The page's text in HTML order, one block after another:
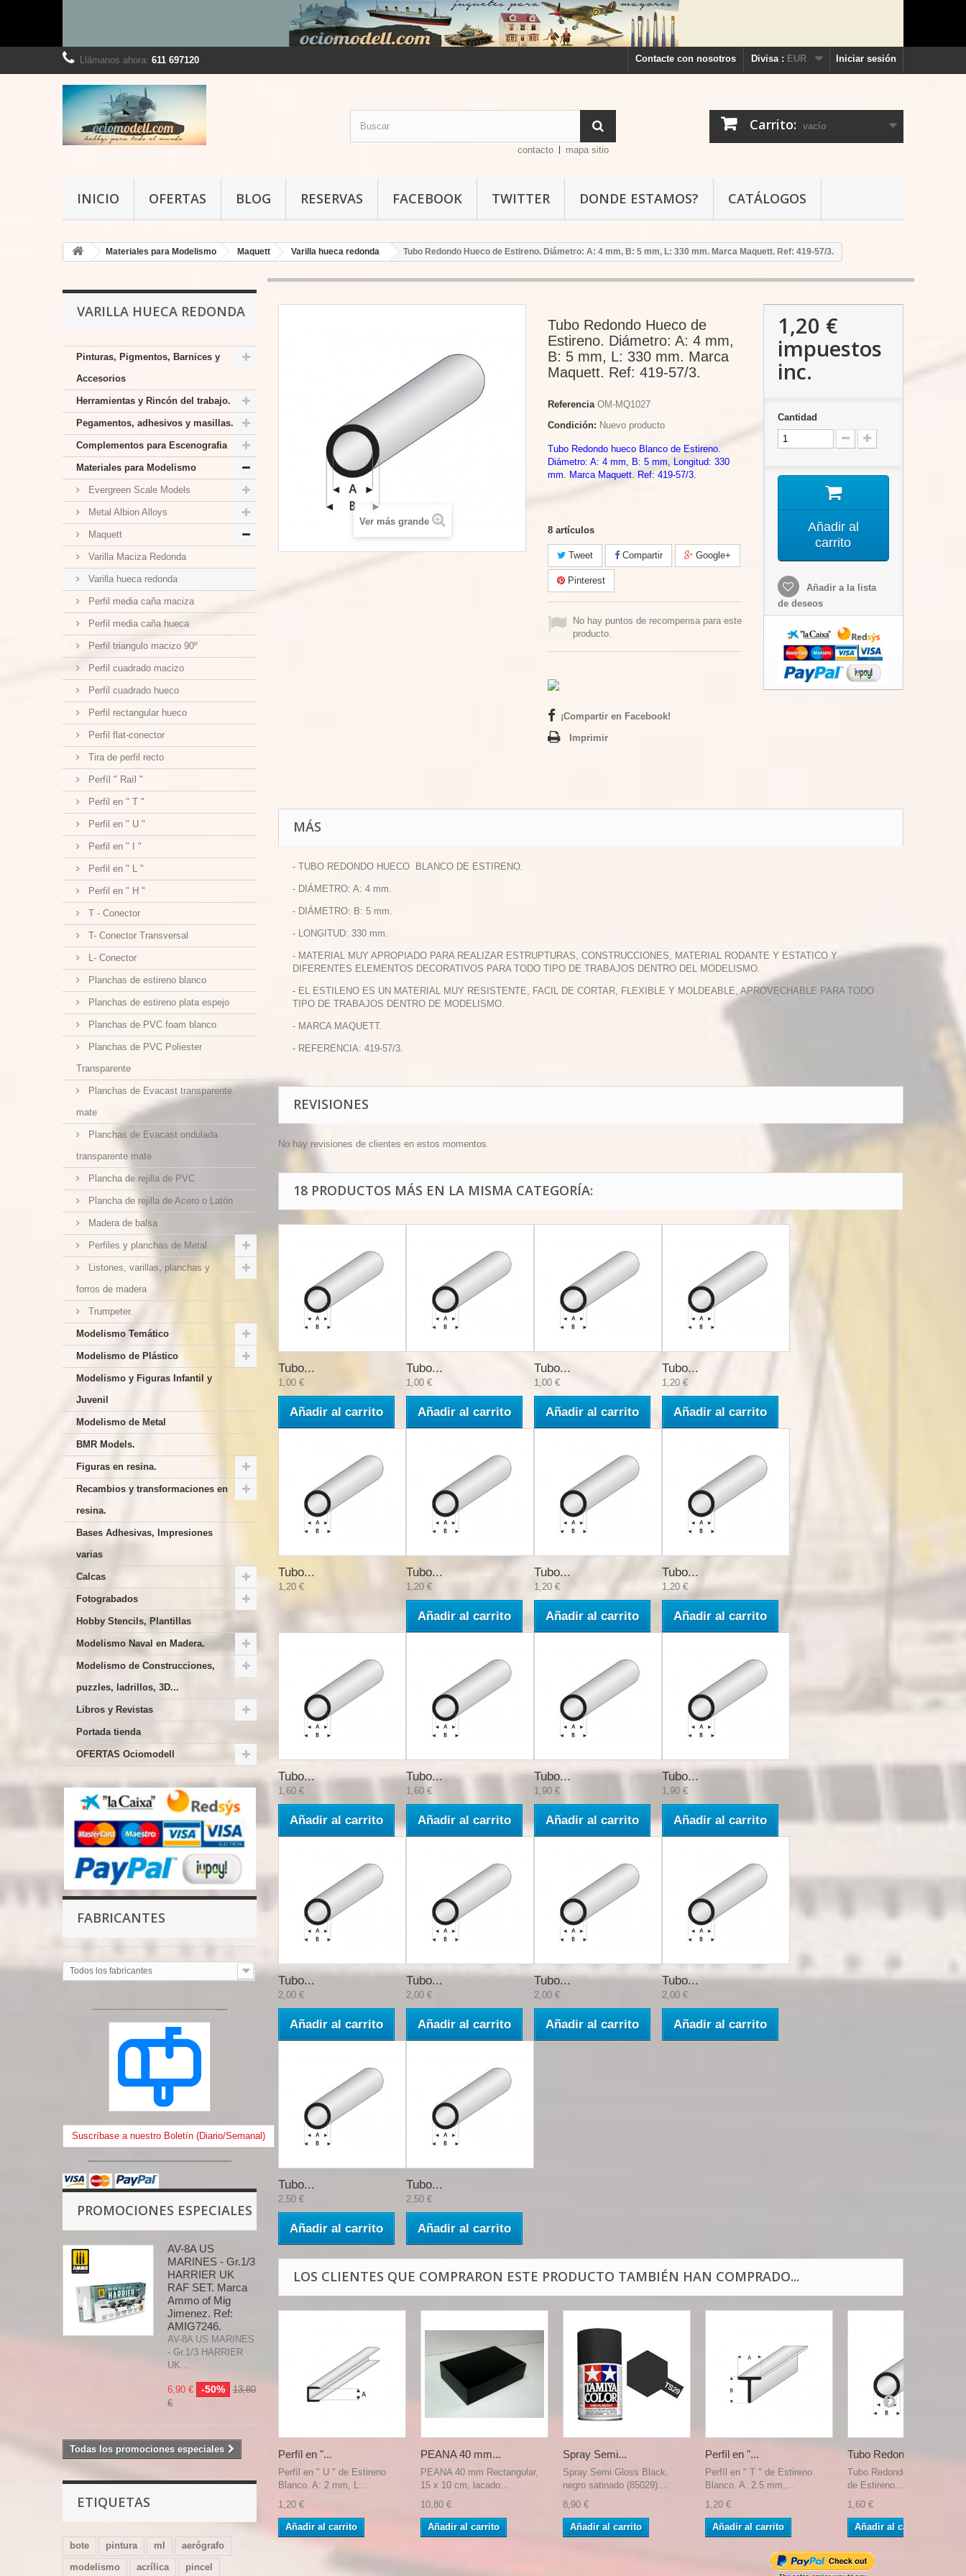
Iniciar sesión
Divisa : EUR
Contacte con nosotros
Llámanos ahora: 611 697120
Carrito: vacío
contacto mapa sitio
INICIO OFERTAS BLOG RESERVAS FACEBOOK TWITTER DONDE ESTAMOS? CATÁLOGOS
Materiales para Modelismo Maquett Varilla hueca redonda Tubo Redondo Hueco de Estireno. Diámetro: A: 4 mm, B: 5 mm, L: 330 mm. Marca Maquett. Ref: 419-57/3.
VARILLA HUECA REDONDA
Pinturas, Pigmentos, Barnices y
Accesorios
Herramientas y Rincón del trabajo.
Pegamentos, adhesivos y masillas.
Complementos para Escenografia
Materiales para Modelismo
Evergreen Scale Models
Metal Albion Alloys
Maquett
Varilla Maciza Redonda
Varilla hueca redonda
Perfil media caña maciza
Perfil media caña hueca
Perfil triangulo macizo 90º
Perfil cuadrado macizo
Perfil cuadrado hueco
Perfil rectangular hueco
Perfil flat-conector
Tira de perfil recto
Perfíl " Raíl "
Perfil en " T "
Perfil en " U "
Perfil en " I "
Perfil en " L "
Perfil en " H "
T - Conector
T- Conector Transversal
L- Conector
Planchas de estireno blanco
Planchas de estireno plata espejo
Planchas de PVC foam blanco
Planchas de PVC Poliester
Transparente
Planchas de Evacast transparente
mate
Planchas de Evacast ondulada
transparente mate
Plancha de rejilla de PVC
Plancha de rejilla de Acero o Latón
Madera de balsa
Perfiles y planchas de Metal
Listones, varillas, planchas y
forros de madera
Trumpeter.
Modelismo Temático
Modelismo de Plástico
Modelismo y Figuras Infantil y
Juvenil
Modelismo de Metal
BMR Models.
Figuras en resina.
Recambios y transformaciones en
resina.
Bases Adhesivas, Impresiones
varias
Calcas
Fotograbados
Hobby Stencils, Plantillas
Modelismo Naval en Madera.
Modelismo de Construcciones,
puzzles, ladrillos, 3D...
Libros y Revistas
Portada tienda
OFERTAS Ociomodell
FABRICANTES
Todos los fabricantes
-----------------------------------------------
Suscríbase a nuestro Boletín (Diario/Semanal)
--------------------------------------------------
PROMOCIONES ESPECIALES
AV-8A US
MARINES - Gr.1/3
HARRIER UK
RAF SET. Marca
Ammo of Mig
Jimenez. Ref:
AMIG7246.
AV-8A US MARINES
- Gr.1/3 HARRIER
UK...
6,90 € -50%
13,80
€
Todas los promociones especiales
ETIQUETAS
bote pintura ml
aerógrafo
modelismo
acrílica pincel
Ver más grande
Tubo Redondo Hueco de
Estireno. Diámetro: A: 4 mm,
B: 5 mm, L: 330 mm. Marca
Maquett. Ref: 419-57/3.
Referencia OM-MQ1027
Condición: Nuevo producto
Tubo Redondo hueco Blanco de Estireno.
Diámetro: A: 4 mm, B: 5 mm, Longitud: 330
mm. Marca Maquett. Ref: 419-57/3.
8 artículos
Tweet Compartir Google+
Pinterest
No hay puntos de recompensa para este
producto.
¡Compartir en Facebook!
Imprimir
1,20 €
impuestos
inc.
Cantidad
Añadir al
carrito
Añadir a la lista
de deseos
MÁS
- TUBO REDONDO HUECO BLANCO DE ESTIRENO.
- DIÁMETRO: A: 4 mm.
- DIÁMETRO: B: 5 mm.
- LONGITUD: 330 mm.
- MATERIAL MUY APROPIADO PARA REALIZAR ESTRUPTURAS, CONSTRUCCIONES, MATERIAL RODANTE Y ESTATICO Y
DIFERENTES ELEMENTOS DECORATIVOS PARA TODO TIPO DE TRABAJOS DENTRO DEL MODELISMO.
- EL ESTILENO ES UN MATERIAL MUY RESISTENTE, FACIL DE CORTAR, FLEXIBLE Y MOLDEABLE, APROVECHABLE PARA TODO
TIPO DE TRABAJOS DENTRO DE MODELISMO.
- MARCA MAQUETT.
- REFERENCIA: 419-57/3.
REVISIONES
No hay revisiones de clientes en estos momentos.
18 PRODUCTOS MÁS EN LA MISMA CATEGORÍA:
Tubo...
1,00 €
Añadir al carrito
Tubo...
1,00 €
Añadir al carrito
Tubo...
1,00 €
Añadir al carrito
Tubo...
1,20 €
Añadir al carrito
Tubo...
1,20 €
Tubo...
1,20 €
Añadir al carrito
Tubo...
1,20 €
Añadir al carrito
Tubo...
1,20 €
Añadir al carrito
Tubo...
1,60 €
Añadir al carrito
Tubo...
1,60 €
Añadir al carrito
Tubo...
1,90 €
Añadir al carrito
Tubo...
1,90 €
Añadir al carrito
Tubo...
2,00 €
Añadir al carrito
Tubo...
2,00 €
Añadir al carrito
Tubo...
2,00 €
Añadir al carrito
Tubo...
2,00 €
Añadir al carrito
Tubo...
2,50 €
Añadir al carrito
Tubo...
2,50 €
Añadir al carrito
LOS CLIENTES QUE COMPRARON ESTE PRODUCTO TAMBIÉN HAN COMPRADO...
Perfíl en "...
Perfíl en " U " de Estireno
Blanco. A: 2 mm, L:...
1,20 €
Añadir al carrito
PEANA 40 mm...
PEANA 40 mm Rectangular,
15 x 10 cm, lacado...
10,80 €
Añadir al carrito
Spray Semi...
Spray Semi Gloss Black,
negro satinado (85029)....
8,90 €
Añadir al carrito
Perfíl en "...
Perfíl en " T " de Estireno
Blanco. A: 2.5 mm,...
1,20 €
Añadir al carrito
Tubo Redondo...
Tubo Redondo hueco
de Estireno....
1,60 €
Añadir al carrito